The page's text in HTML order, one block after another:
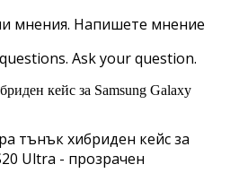
мнения. Напишете мнение
Ask your question.
тънък хибриден кейс за
Ultra - прозрачен